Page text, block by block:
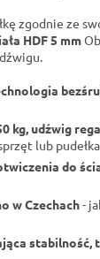
zgodnie ze
HDF 5 mm
kg, udźwig
lub pudełka.
do
w Czechach-
stabilność,